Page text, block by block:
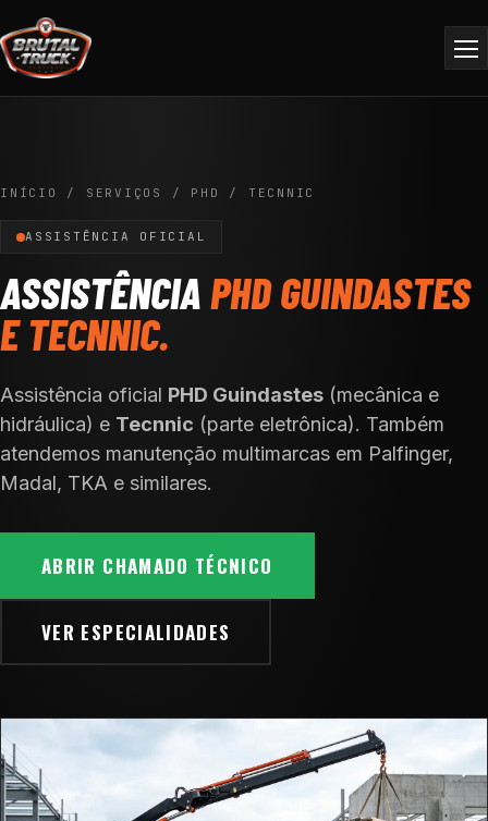
INÍCIO / SERVIÇOS / PHD / TECNNIC
ASSISTÊNCIA OFICIAL
ASSISTÊNCIAPHD GUINDASTES
E TECNNIC.
Assistência oficial PHD Guindastes (mecânica e
hidráulica) e Tecnnic (parte eletrônica). Também
atendemos manutenção multimarcas em Palfinger,
Madal, TKA e similares.
ABRIR CHAMADO TÉCNICO
VER ESPECIALIDADES